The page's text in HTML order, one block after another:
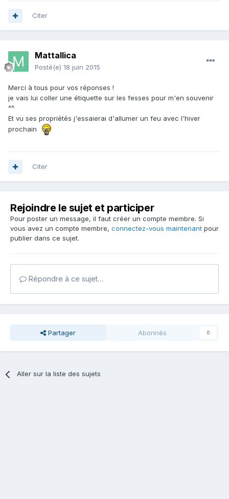
Citer
Mattallica
Posté(e) 18 juin 2015
Merci à tous pour vos réponses !
je vais lui coller une étiquette sur les fesses pour m'en souvenir
^^
Et vu ses propriétés j'essaierai d'allumer un feu avec l'hiver
prochain
Citer
Rejoindre le sujet et participer
Pour poster un message, il faut créer un compte membre. Si
vous avez un compte membre, connectez-vous maintenant pour
publier dans ce sujet.
Répondre à ce sujet…
Partager Abonnés 0
Aller sur la liste des sujets